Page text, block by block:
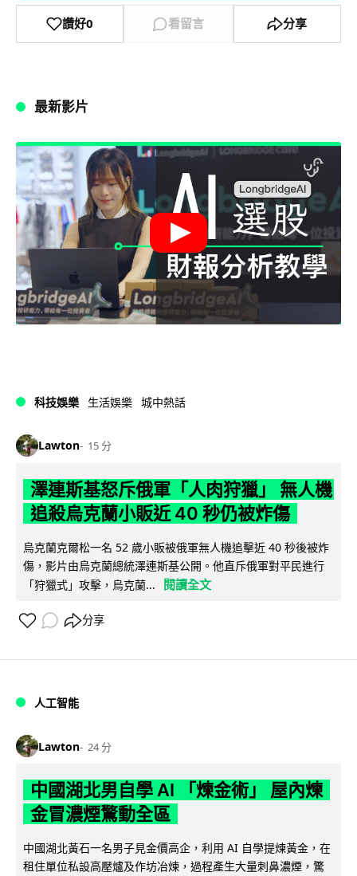
讚好0 看留言 分享
最新影片
科技娛樂 生活娛樂 城中熱話
Lawton 15 分
澤連斯基怒斥俄軍「人肉狩獵」 無人機
追殺烏克蘭小販近 40 秒仍被炸傷
烏克蘭克爾松一名 52 歲小販被俄軍無人機追擊近 40 秒後被炸
傷，影片由烏克蘭總統澤連斯基公開。他直斥俄軍對平民進行
「狩獵式」攻擊，烏克蘭...
閱讀全文
分享
人工智能
Lawton 24 分
中國湖北男自學 AI 「煉金術」 屋內煉
金冒濃煙驚動全區
中國湖北黃石一名男子見金價高企，利用 AI 自學提煉黃金，在
租住單位私設高壓爐及作坊冶煉，過程產生大量刺鼻濃煙，驚